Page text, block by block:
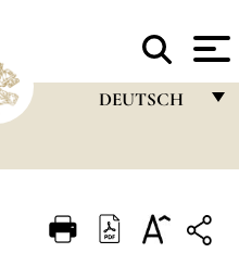
DEUTSCH
ITALIANO